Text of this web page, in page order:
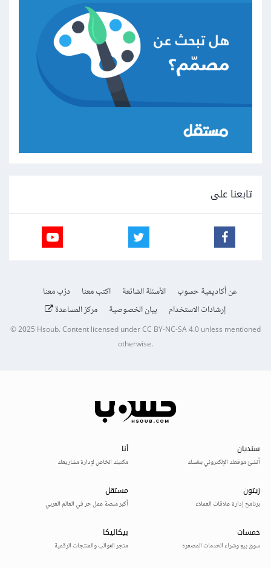
تابعنا على
عن أكاديمية حسوب الأسئلة الشائعة اكتب معنا
درّب معنا
إرشادات الاستخدام
بيان الخصوصية مركز المساعدة
© 2025Hsoub.Content licensed underCC BY-NC-SA 4.0unless mentioned
otherwise.